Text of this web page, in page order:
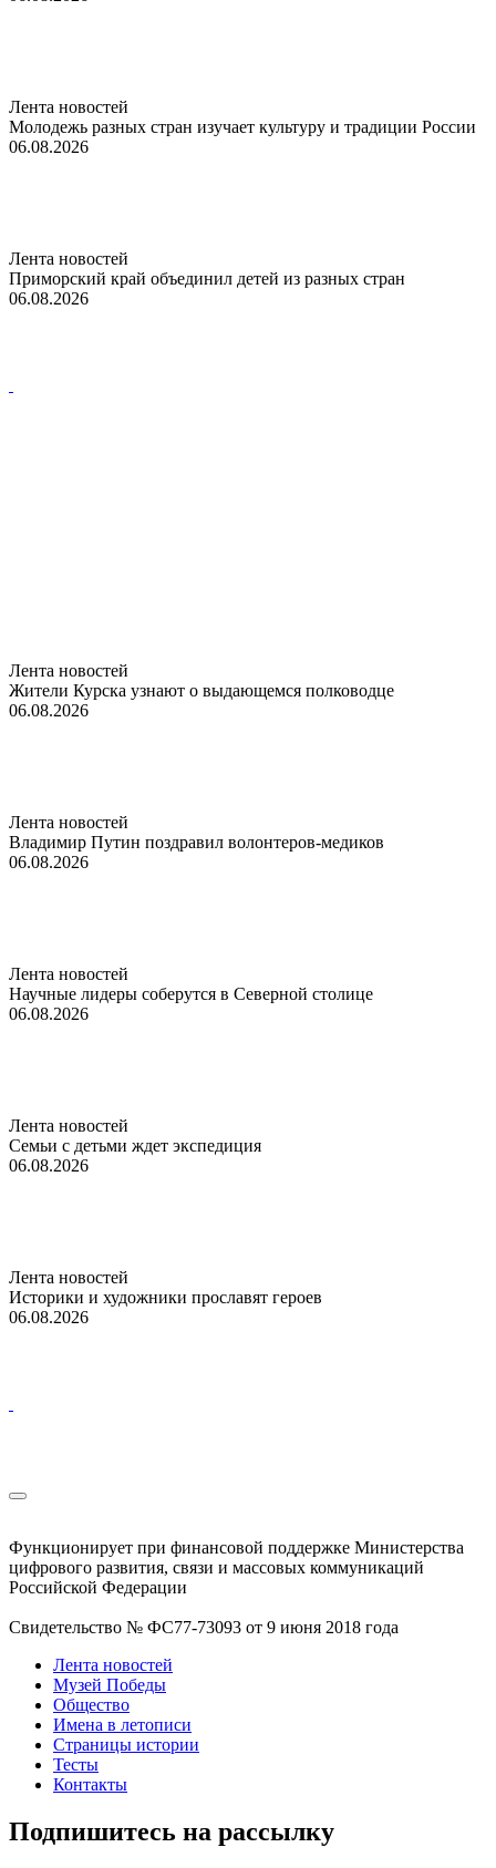
Лента новостей
Молодежь разных стран изучает культуру и традиции России
06.08.2026
Лента новостей
Приморский край объединил детей из разных стран
06.08.2026
Лента новостей
Жители Курска узнают о выдающемся полководце
06.08.2026
Лента новостей
Владимир Путин поздравил волонтеров-медиков
06.08.2026
Лента новостей
Научные лидеры соберутся в Северной столице
06.08.2026
Лента новостей
Семьи с детьми ждет экспедиция
06.08.2026
Лента новостей
Историки и художники прославят героев
06.08.2026
Функционирует при финансовой поддержке Министерства
цифрового развития, связи и массовых коммуникаций
Российской Федерации
Свидетельство № ФС77-73093 от 9 июня 2018 года
Лента новостей
Музей Победы
Общество
Имена в летописи
Страницы истории
Тесты
Контакты
Подпишитесь на рассылку